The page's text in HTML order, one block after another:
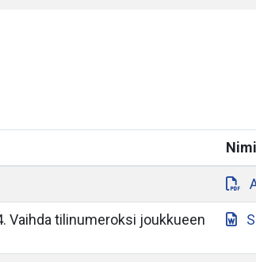
Nimi
Vaihda tilinumeroksi joukkueen